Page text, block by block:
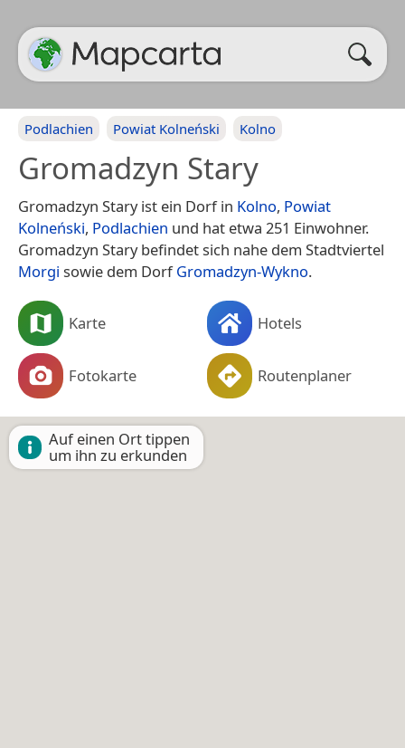
Podlachien Powiat Kolneński Kolno
Gromadzyn Stary
Gromadzyn Stary ist ein Dorf in Kolno, Powiat
Kolneński, Podlachien und hat etwa 251 Einwohner.
Gromadzyn Stary befindet sich nahe dem Stadtviertel
Morgi sowie dem DorfGromadzyn-Wykno.
Karte Hotels
Fotokarte Routenplaner
Auf einen Ort tippen
um ihn zu erkunden